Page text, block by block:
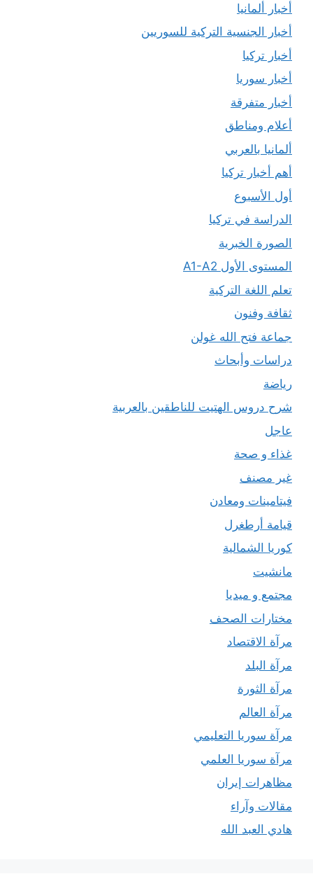
أخبار ألمانيا
أخبار الجنسية التركية للسوريين
أخبار تركيا
أخبار سوريا
أخبار متفرقة
أعلام ومناطق
ألمانيا بالعربي
أهم أخبار تركيا
أول الأسبوع
الدراسة في تركيا
الصورة الخبرية
المستوى الأول A1-A2
تعلم اللغة التركية
ثقافة وفنون
جماعة فتح الله غولن
دراسات وأبحاث
رياضة
شرح دروس الهتيت للناطقين بالعربية
عاجل
غذاء و صحة
غير مصنف
فيتامينات ومعادن
قيامة أرطغرل
كوريا الشمالية
مانشيت
مجتمع و ميديا
مختارات الصحف
مرآة الاقتصاد
مرآة البلد
مرآة الثورة
مرآة العالم
مرآة سوريا التعليمي
مرآة سوريا العلمي
مظاهرات إيران
مقالات وآراء
هادي العبد الله